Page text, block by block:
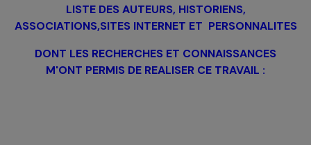
LISTE DES AUTEURS, HISTORIENS,
ASSOCIATIONS,SITES INTERNET ET PERSONNALITES
DONT LES RECHERCHES ET CONNAISSANCES
M'ONT PERMIS DE REALISER CE TRAVAIL :